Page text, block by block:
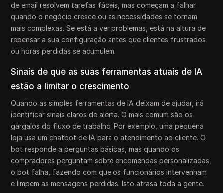
de email resolvem tarefas fáceis, mas começam a falhar
quando o negócio cresce ou as necessidades se tornam
mais complexas. Se está a ver problemas, está na altura de
repensar a sua configuração antes que clientes frustrados
ou horas perdidas se acumulem.
Sinais de que as suas ferramentas atuais de IA
estão a limitar o crescimento
Quando as simples ferramentas de IA deixam de ajudar, irá
identificar sinais claros de alerta. O mais comum são os
gargalos do fluxo de trabalho. Por exemplo, uma pequena
loja usa um chatbot de IA para o atendimento ao cliente. O
bot responde a perguntas básicas, mas quando os
compradores perguntam sobre encomendas personalizadas,
o bot falha, fazendo com que os funcionários intervenham
e limpem as mensagens perdidas. Isto atrasa toda a gente.